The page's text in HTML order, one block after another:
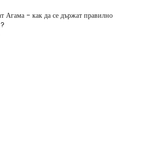
Агама - как да се държат правилно